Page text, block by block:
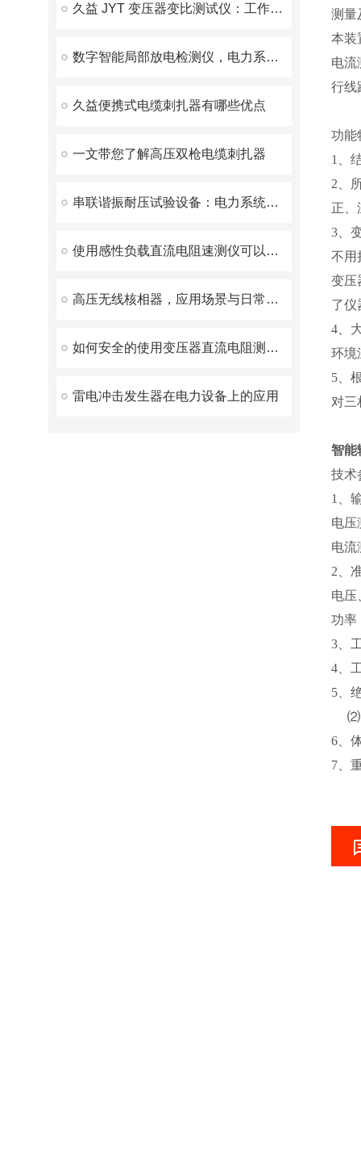
久益 JYT 变压器变比测试仪：工作原理与应用解析
数字智能局部放电检测仪，电力系统的绝缘状态守护者
久益便携式电缆刺扎器有哪些优点
一文带您了解高压双枪电缆刺扎器
串联谐振耐压试验设备：电力系统安全的守护者
使用感性负载直流电阻速测仪可以简化测试步骤
高压无线核相器，应用场景与日常维护方案解析
如何安全的使用变压器直流电阻测试仪？
雷电冲击发生器在电力设备上的应用
测量
本装
电流
行线
功能
1、
2、
正、
3、
不用
变压
了仪
4、
环境
5、
对三
智能
技术
1、
电压
电流
2、
电压
功率
3、
4、
5、
⑵
6、
7、